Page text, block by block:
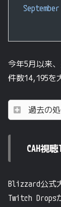
今年5月以来
件数14,195を
過去の
CAH視
Blizzard公式大
Twitch Drops